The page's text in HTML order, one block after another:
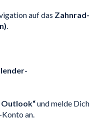
auf das Zahnrad-
.
und melde Dich
an.